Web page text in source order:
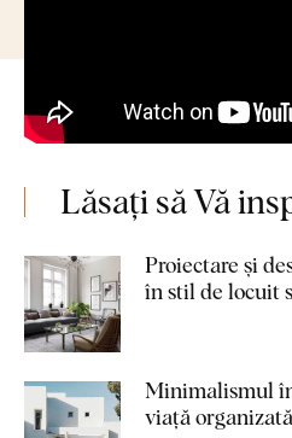
Lăsați să Vă
Proiectare și
în stil de locuit
Minimalismul
viață organizată